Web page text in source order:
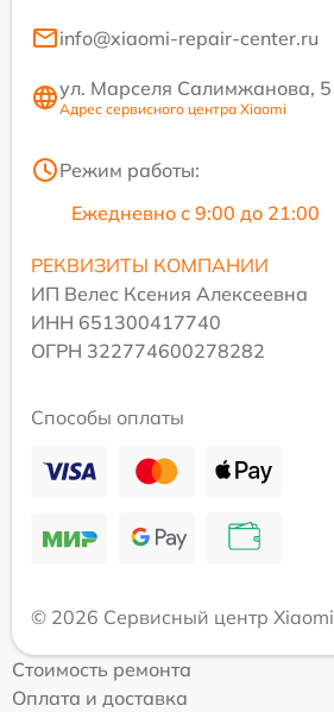
info@xiaomi-repair-center.ru
ул. Марселя Салимжанова, 5
Адрес сервисного центра Xiaomi
Режим работы:
Ежедневно с 9:00 до 21:00
РЕКВИЗИТЫ КОМПАНИИ
ИП Велес Ксения Алексеевна
ИНН 651300417740
ОГРН 322774600278282
Способы оплаты
© 2026 Сервисный центр Xiaomi
Стоимость ремонта
Оплата и доставка